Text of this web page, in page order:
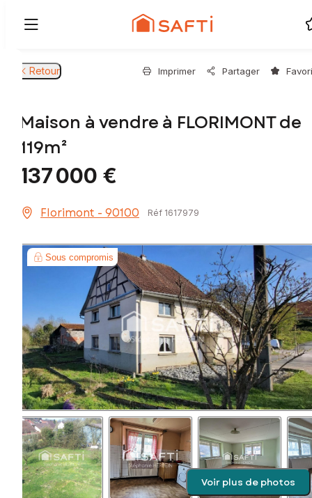
Retour Imprimer Partager
Maison à vendre à FLORIMONT de
119m²
137 000 €
Florimont - 90100 Réf 1617979
Sous compromis
Voir plus de photos